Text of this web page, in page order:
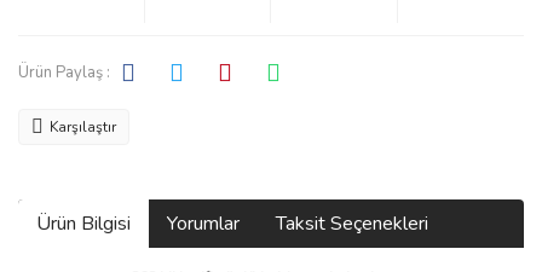
Ürün Paylaş :
Karşılaştır
Ürün Bilgisi Yorumlar Taksit Seçenekleri